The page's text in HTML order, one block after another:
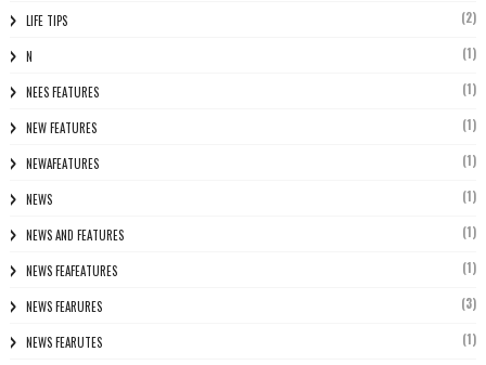
LIFE TIPS (2)
N (1)
NEES FEATURES (1)
NEW FEATURES (1)
NEWAFEATURES (1)
NEWS (1)
NEWS AND FEATURES (1)
NEWS FEAFEATURES (1)
NEWS FEARURES (3)
NEWS FEARUTES (1)